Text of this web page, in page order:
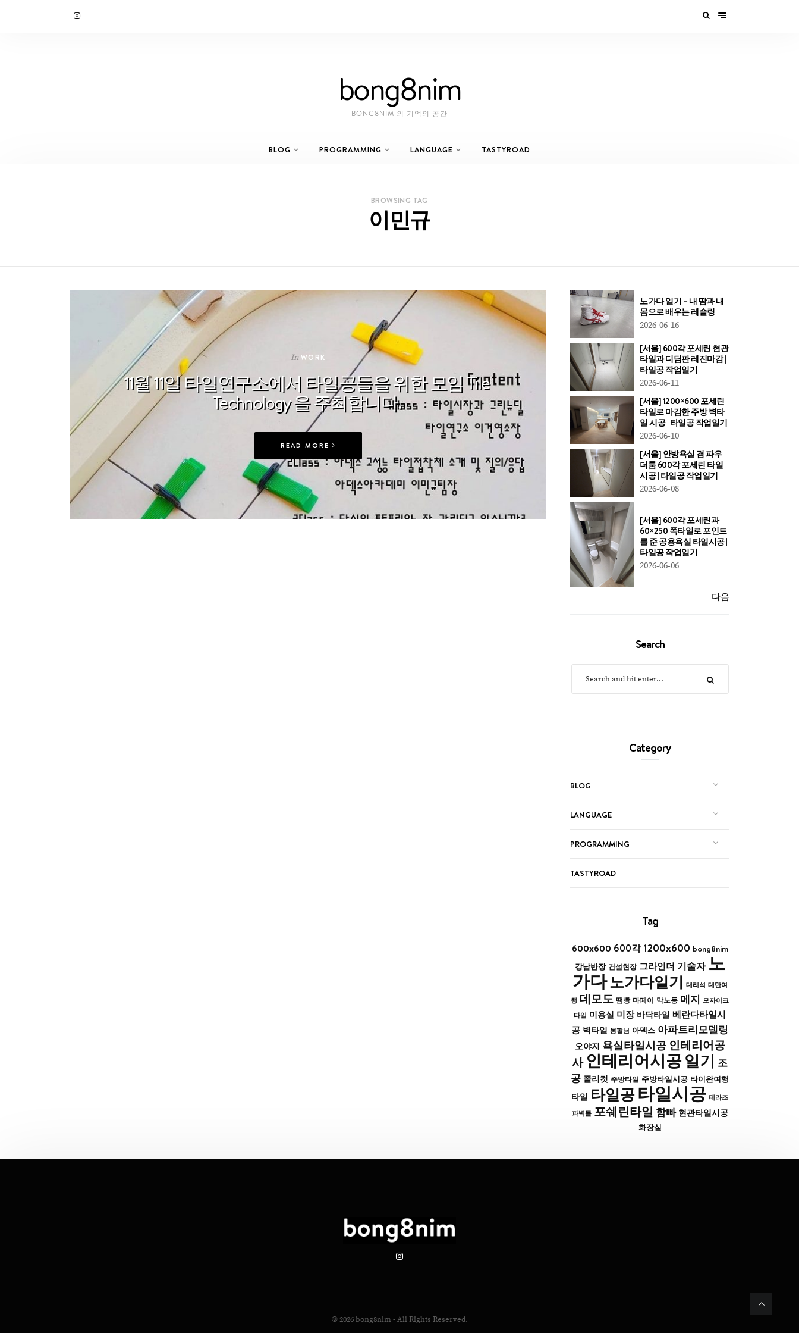
bong8nim
BONG8NIM 의 기억의 공간
BLOG PROGRAMMING LANGUAGE TASTYROAD
BROWSING TAG
이민규
In WORK
11월 11일 타일연구소에서 타일공들을 위한 모임 Tile
Technology 을 주최합니다.
READ MORE
노가다 일기 – 내 땀과 내
몸으로 배우는 레슬링
2026-06-16
[서울] 600각 포세린 현관
타일과 디딤판 레진마감 |
타일공 작업일기
2026-06-11
[서울] 1200×600 포세린
타일로 마감한 주방 벽타
일 시공 | 타일공 작업일기
2026-06-10
[서울] 안방욕실 겸 파우
더룸 600각 포세린 타일
시공 | 타일공 작업일기
2026-06-08
[서울] 600각 포세린과
60×250 쪽타일로 포인트
를 준 공용욕실 타일시공 |
타일공 작업일기
2026-06-06
다음
Search
Category
BLOG
LANGUAGE
PROGRAMMING
TASTYROAD
Tag
600x600 600각 1200x600 bong8nim
강남반장 건설현장 그라인더 기술자 노
가다노가다일기 대리석 대만여
행 데모도 땜빵 마페이 막노동 메지 모자이크
타일 미용실 미장 바닥타일 베란다타일시
공 벽타일 봉팔님 아덱스 아파트리모델링
오야지 욕실타일시공 인테리어공
사 인테리어시공 일기 조
공 졸리컷 주방타일 주방타일시공 타이완여행
타일 타일공타일시공 테라조
파벽돌 포쉐린타일 함빠 현관타일시공
화장실
© 2026bong8nim - All Rights Reserved.